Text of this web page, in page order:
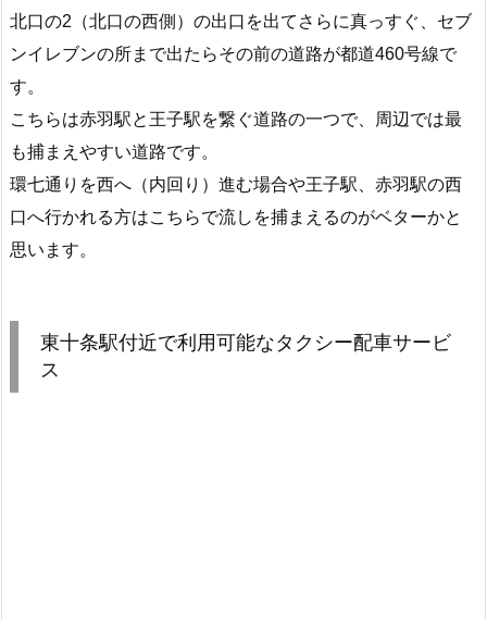
北口の2（北口の西側）の出口を出てさらに真っすぐ、セブ
ンイレブンの所まで出たらその前の道路が都道460号線で
す。
こちらは赤羽駅と王子駅を繋ぐ道路の一つで、周辺では最
も捕まえやすい道路です。
環七通りを西へ（内回り）進む場合や王子駅、赤羽駅の西
口へ行かれる方はこちらで流しを捕まえるのがベターかと
思います。
東十条駅付近で利用可能なタクシー配車サービ
ス